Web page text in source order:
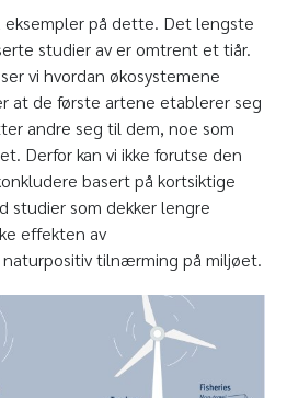
eksempler på dette. Det lengste
studier av er omtrent et tiår.
vi hvordan økosystemene
at de første artene etablerer seg
andre seg til dem, noe som
Derfor kan vi ikke forutse den
basert på kortsiktige
studier som dekker lengre
effekten av
tilnærming på miljøet.